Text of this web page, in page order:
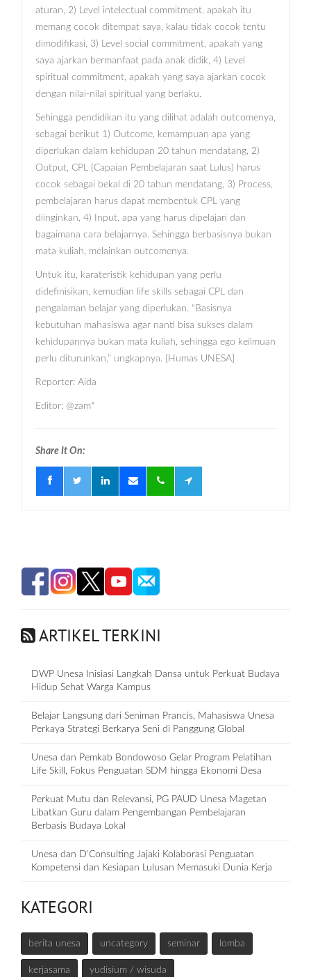
aturan, 2) Level intelectual commitment, apakah itu
memang cocok ditempat saya, kalau tidak cocok tentu
dimodifikasi, 3) Level social commitment, apakah yang
saya ajarkan bermanfaat pada anak didik, 4) Level
spiritual commitment, apakah yang saya ajarkan cocok
dengan nilai-nilai spiritual yang berlaku.
Sehingga pendidikan itu yang dilihat adalah outcomenya,
sebagai berikut 1) Outcome, kemampuan apa yang
diperlukan dalam kehidupan 20 tahun mendatang, 2)
Output, CPL (Capaian Pembelajaran saat Lulus) harus
cocok sebagai bekal di 20 tahun mendatang, 3) Process,
pembelajaran harus dapat membentuk CPL yang
diinginkan, 4) Input, apa yang harus dipelajari dan
bagaimana cara belajarnya. Sehingga berbasisnya bukan
mata kuliah, melainkan outcomenya.
Untuk itu, karateristik kehidupan yang perlu
didefinisikan, kemudian life skills sebagai CPL dan
pengalaman belajar yang diperlukan. “Basisnya
kebutuhan mahasiswa agar nanti bisa sukses dalam
kehidupannya bukan mata kuliah, sehingga ego keilmuan
perlu diturunkan,” ungkapnya. {Humas UNESA]
Reporter: Aida
Editor: @zam*
Share It On:
ARTIKEL TERKINI
DWP Unesa Inisiasi Langkah Dansa untuk Perkuat Budaya
Hidup Sehat Warga Kampus
Belajar Langsung dari Seniman Prancis, Mahasiswa Unesa
Perkaya Strategi Berkarya Seni di Panggung Global
Unesa dan Pemkab Bondowoso Gelar Program Pelatihan
Life Skill, Fokus Penguatan SDM hingga Ekonomi Desa
Perkuat Mutu dan Relevansi, PG PAUD Unesa Magetan
Libatkan Guru dalam Pengembangan Pembelajaran
Berbasis Budaya Lokal
Unesa dan D‘Consulting Jajaki Kolaborasi Penguatan
Kompetensi dan Kesiapan Lulusan Memasuki Dunia Kerja
KATEGORI
berita unesa uncategory seminar lomba
kerjasama yudisium / wisuda